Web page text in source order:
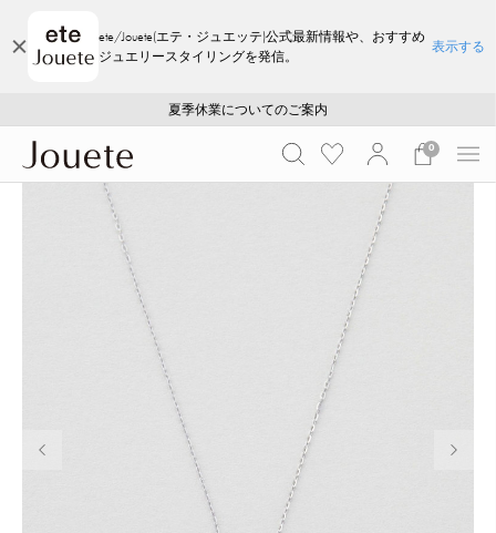
ete/Jouete(エテ・ジュエッテ)公式最新情報や、おすすめ
ジュエリースタイリングを発信。
表示する
採用のご案内
ご注文いただいたお品物のお届け状況について
夏季休業についてのご案内
WEB LIMITED ITEMS >>
採用のご案内
ご注文いただいたお品物のお届け状況について
0